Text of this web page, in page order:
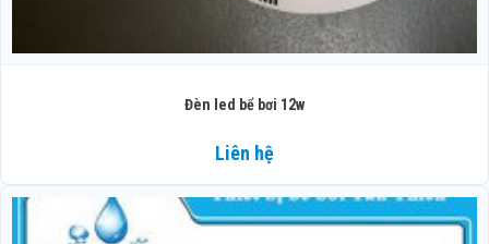
Đèn led bể bơi 12w
Liên hệ